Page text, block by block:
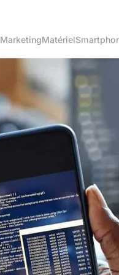
MarketingMatériel